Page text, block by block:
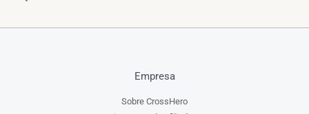
Empresa
Sobre CrossHero